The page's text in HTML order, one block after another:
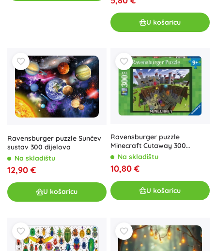
U košaricu
Ravensburger puzzle Sunčev
sustav 300 dijelova
Na skladištu
12,90 €
U košaricu
Ravensburger puzzle
Minecraft Cutaway 300
dijelova
Na skladištu
10,80 €
U košaricu